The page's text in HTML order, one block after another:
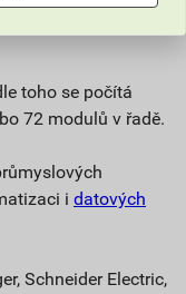
ocel nebo
toho se počítá
72 modulů v řadě.
i datových
Schneider Electric,